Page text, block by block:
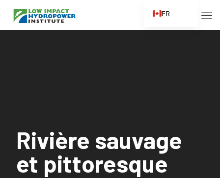
Rivière sauvage
et pittoresque
FR
EN